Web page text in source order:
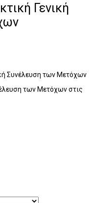
Γενική
Συνέλευση των Μετόχων
των Μετόχων στις